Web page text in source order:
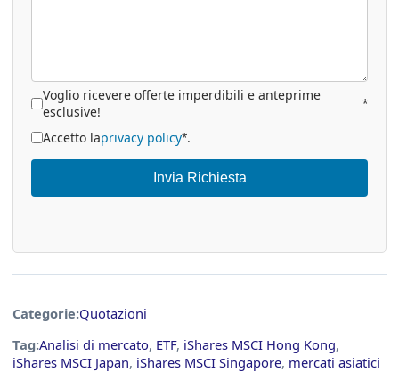
Voglio ricevere offerte imperdibili e anteprime
esclusive!
*
Accetto laprivacy policy*.
Invia Richiesta
Categorie:Quotazioni
Tag:Analisi di mercato, ETF, iShares MSCI Hong Kong,
iShares MSCI Japan, iShares MSCI Singapore, mercati asiatici